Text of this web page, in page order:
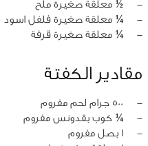
‏-
½ معلقة صغيرة ملح
‏-
¼ معلقة صغيرة فلفل اسود
‏-
¼ معلقة صغيرة قرفة
مقادير الكفتة
‏-
500 جرام لحم مفروم
‏-
¼ كوب بقدونس مفروم
‏-
1 بصل مفروم